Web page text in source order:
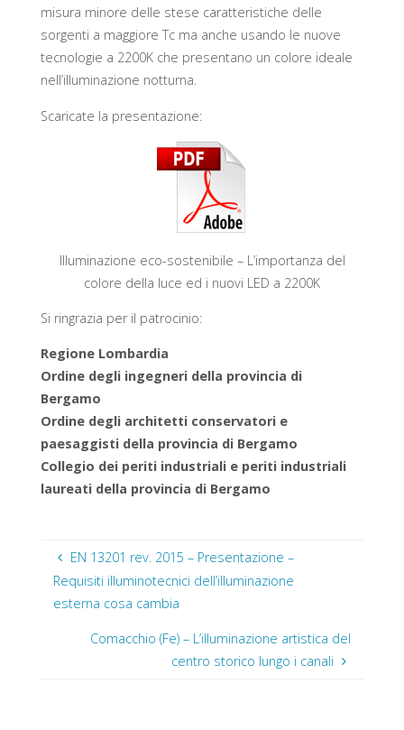
misura minore delle stese caratteristiche delle
sorgenti a maggiore Tc ma anche usando le nuove
tecnologie a 2200K che presentano un colore ideale
nell’illuminazione notturna.
Scaricate la presentazione:
Illuminazione eco-sostenibile – L’importanza del
colore della luce ed i nuovi LED a 2200K
Si ringrazia per il patrocinio:
Regione Lombardia
Ordine degli ingegneri della provincia di
Bergamo
Ordine degli architetti conservatori e
paesaggisti della provincia di Bergamo
Collegio dei periti industriali e periti industriali
laureati della provincia di Bergamo
EN 13201 rev. 2015 – Presentazione –
Requisiti illuminotecnici dell’illuminazione
esterna cosa cambia
Comacchio (Fe) – L’illuminazione artistica del
centro storico lungo i canali